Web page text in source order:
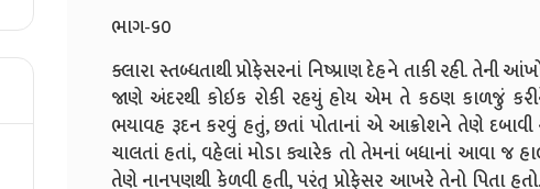
ભાગ-૬૦
ક્લારા સ્તબ્ધતાથી પ્રોફેસરનાં નિષ્પ્રાણ દેહને તાકી રહી. તેની
જાણે અંદરથી કોઇક રોકી રહયું હોય એમ તે કઠણ કાળજું
ભયાવહ રૂદન કરવું હતું, છતાં પોતાનાં એ આક્રોશને તેણે
ચાલતાં હતાં, વહેલાં મોડા ક્યારેક તો તેમનાં બધાનાં આવા જ
તેણે નાનપણથી કેળવી હતી, પરંતુ પ્રોફેસર આખરે તેનો પિતા હતો.